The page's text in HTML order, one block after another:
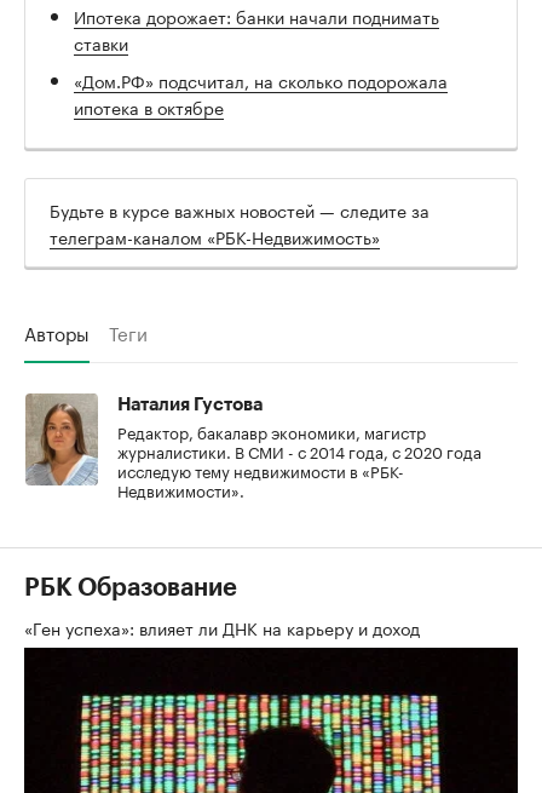
Ипотека дорожает: банки начали поднимать
ставки
«Дом.РФ» подсчитал, на сколько подорожала
ипотека в октябре
Будьте в курсе важных новостей — следите за
телеграм-каналом «РБК-Недвижимость»
Авторы Теги
Наталия Густова
Редактор, бакалавр экономики, магистр
журналистики. В СМИ - с 2014 года, с 2020 года
исследую тему недвижимости в «РБК-
Недвижимости».
РБК Образование
«Ген успеха»: влияет ли ДНК на карьеру и доход